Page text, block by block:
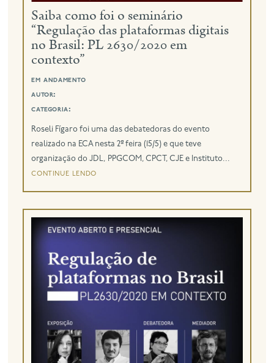
eng
Saiba como foi o seminário
“Regulação das plataformas digitais
no Brasil: PL 2630/2020 em
contexto”
em andamento
autor:
categoria:
Roseli Fígaro foi uma das debatedoras do evento
realizado na ECA nesta 2ª feira (15/5) e que teve
organização do JDL, PPGCOM, CPCT, CJE e Instituto...
continue lendo